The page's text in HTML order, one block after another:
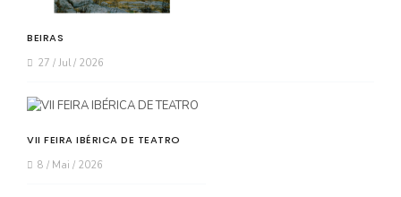
BEIRAS
27 / Jul / 2026
VII FEIRA IBÉRICA DE TEATRO
8 / Mai / 2026